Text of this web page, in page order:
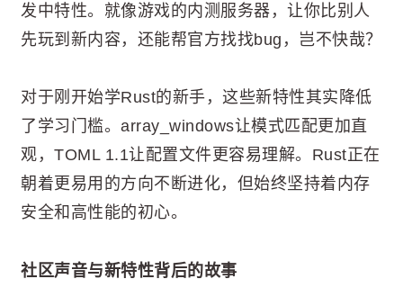
发中特性。就像游戏的内测服务器，让你比别人
先玩到新内容，还能帮官方找找bug，岂不快哉？
对于刚开始学Rust的新手，这些新特性其实降低
了学习门槛。array_windows让模式匹配更加直
观，TOML 1.1让配置文件更容易理解。Rust正在
朝着更易用的方向不断进化，但始终坚持着内存
安全和高性能的初心。
社区声音与新特性背后的故事